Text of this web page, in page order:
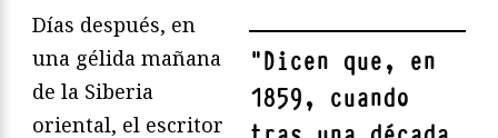
"Dicen que, en
1859, cuando
Días después, en
una gélida mañana
de la Siberia
oriental, el escritor